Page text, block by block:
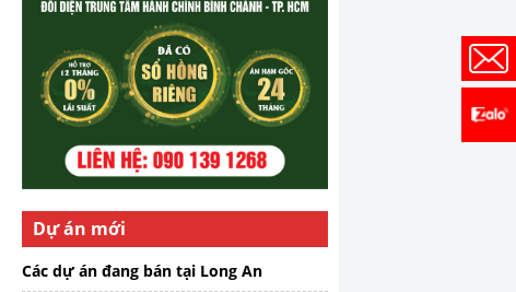
Dự án mới
Các dự án đang bán tại Long An